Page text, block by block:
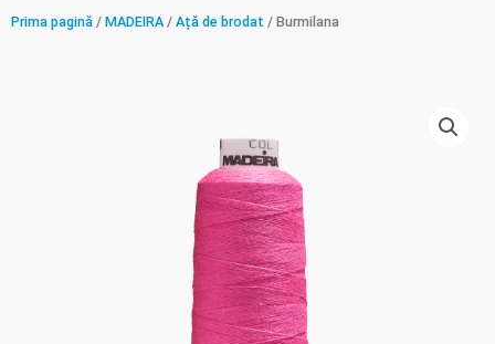
Prima pagină / MADEIRA / Ață de brodat / Burmilana